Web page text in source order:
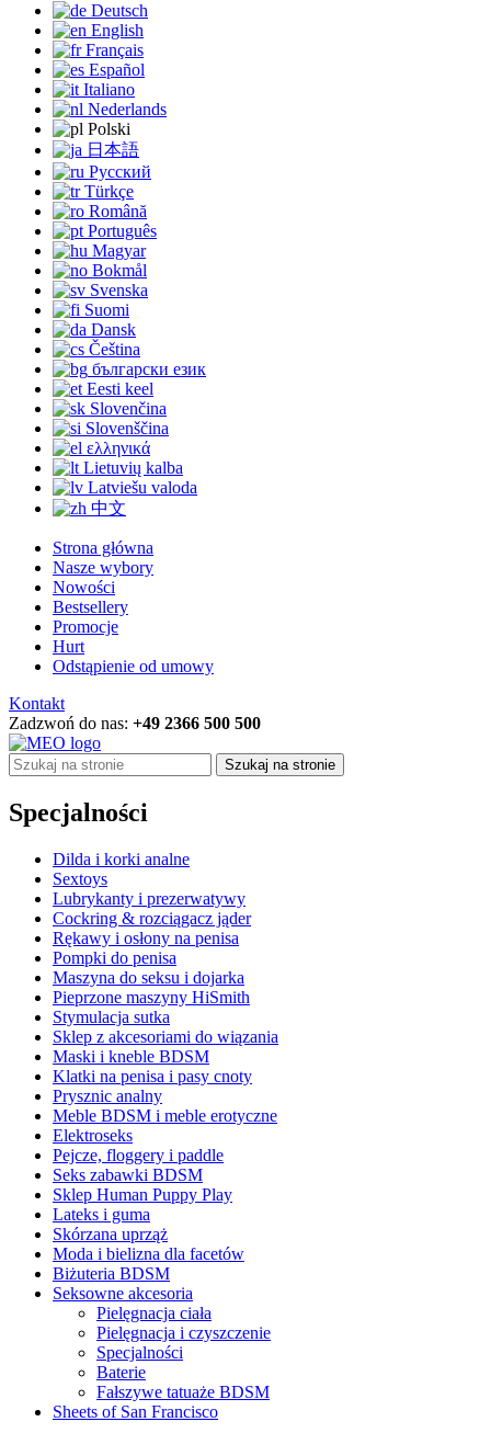
Deutsch
English
Français
Español
Italiano
Nederlands
Polski
日本語
Русский
Türkçe
Română
Português
Magyar
Bokmål
Svenska
Suomi
Dansk
Čeština
български език
Eesti keel
Slovenčina
Slovenščina
ελληνικά
Lietuvių kalba
Latviešu valoda
中文
Strona główna
Nasze wybory
Nowości
Bestsellery
Promocje
Hurt
Odstąpienie od umowy
Kontakt
Zadzwoń do nas: +49 2366 500 500
Szukaj na stronie
Specjalności
Dilda i korki analne
Sextoys
Lubrykanty i prezerwatywy
Cockring & rozciągacz jąder
Rękawy i osłony na penisa
Pompki do penisa
Maszyna do seksu i dojarka
Pieprzone maszyny HiSmith
Stymulacja sutka
Sklep z akcesoriami do wiązania
Maski i kneble BDSM
Klatki na penisa i pasy cnoty
Prysznic analny
Meble BDSM i meble erotyczne
Elektroseks
Pejcze, floggery i paddle
Seks zabawki BDSM
Sklep Human Puppy Play
Lateks i guma
Skórzana uprząż
Moda i bielizna dla facetów
Biżuteria BDSM
Seksowne akcesoria
Pielęgnacja ciała
Pielęgnacja i czyszczenie
Specjalności
Baterie
Fałszywe tatuaże BDSM
Sheets of San Francisco